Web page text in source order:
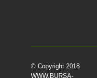
© Copyright 2018
WWW.BURSA-